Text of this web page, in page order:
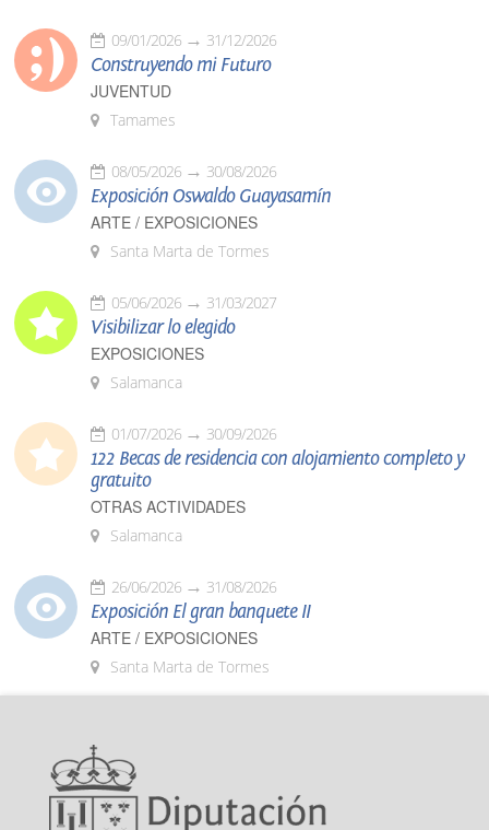
09/01/2026 31/12/2026
Construyendo mi Futuro
JUVENTUD
Tamames
08/05/2026 30/08/2026
Exposición Oswaldo Guayasamín
ARTE / EXPOSICIONES
Santa Marta de Tormes
05/06/2026 31/03/2027
Visibilizar lo elegido
EXPOSICIONES
Salamanca
01/07/2026 30/09/2026
122 Becas de residencia con alojamiento completo y
gratuito
OTRAS ACTIVIDADES
Salamanca
26/06/2026 31/08/2026
Exposición El gran banquete II
ARTE / EXPOSICIONES
Santa Marta de Tormes